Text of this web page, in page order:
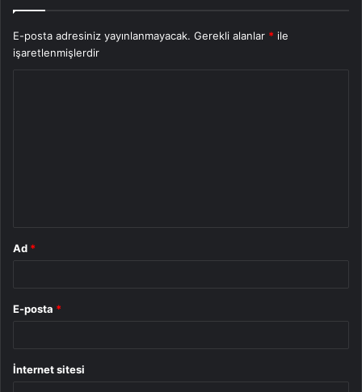
E-posta adresiniz yayınlanmayacak. Gerekli alanlar * ile
işaretlenmişlerdir
Ad *
E-posta *
İnternet sitesi